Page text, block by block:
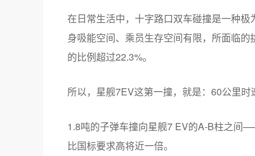
在日常生活中，十字路口双车碰撞是一种
身吸能空间、乘员生存空间有限，所面临
的比例超过22.3%。
所以，星舰7EV这第一撞，就是：60公里时
1.8吨的子弹车撞向星舰7 EV的A-B柱之间
比国标要求高将近一倍。